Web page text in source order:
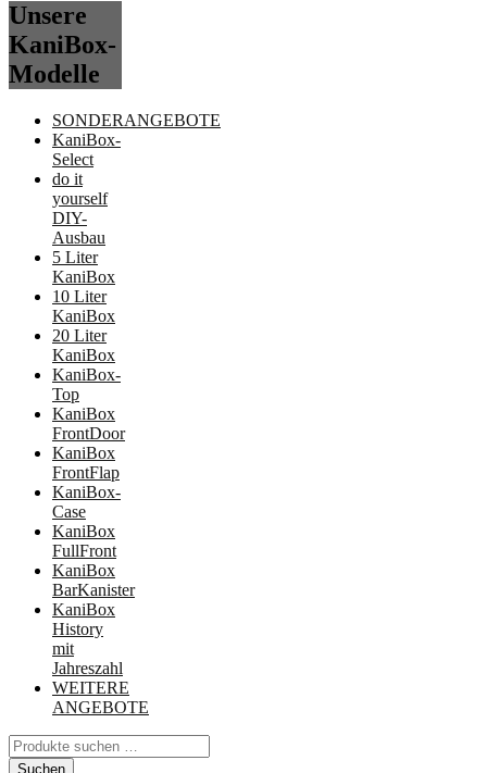
Unsere
KaniBox-
Modelle
SONDERANGEBOTE
KaniBox-
Select
do it
yourself
DIY-
Ausbau
5 Liter
KaniBox
10 Liter
KaniBox
20 Liter
KaniBox
KaniBox-
Top
KaniBox
FrontDoor
KaniBox
FrontFlap
KaniBox-
Case
KaniBox
FullFront
KaniBox
BarKanister
KaniBox
History
mit
Jahreszahl
WEITERE
ANGEBOTE
Suchen
nach:
Suchen